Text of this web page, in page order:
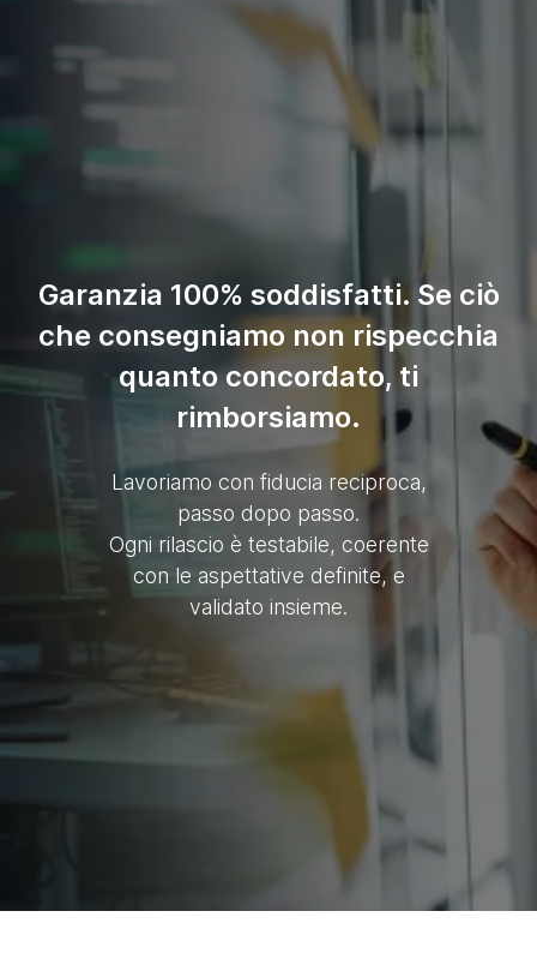
Garanzia 100% soddisfatti. Se ciò
che consegniamo non rispecchia
quanto concordato, ti
rimborsiamo.
Lavoriamo con fiducia reciproca,
passo dopo passo.
Ogni rilascio è testabile, coerente
con le aspettative definite, e
validato insieme.